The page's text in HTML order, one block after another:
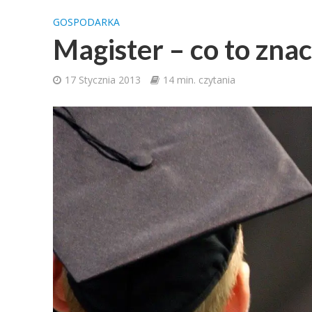
GOSPODARKA
Magister – co to
17 Stycznia 2013 14 min. czytania